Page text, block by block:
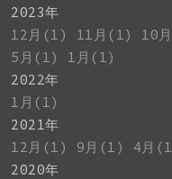
2023年
12月(1)
11月(1) 10
5月(1)
1月(1)
2022年
1月(1)
2021年
12月(1)
9月(1) 4月
2020年